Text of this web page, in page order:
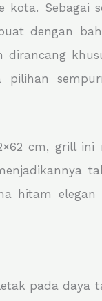
Sebagai
dengan
cm, grill
hitam
pada